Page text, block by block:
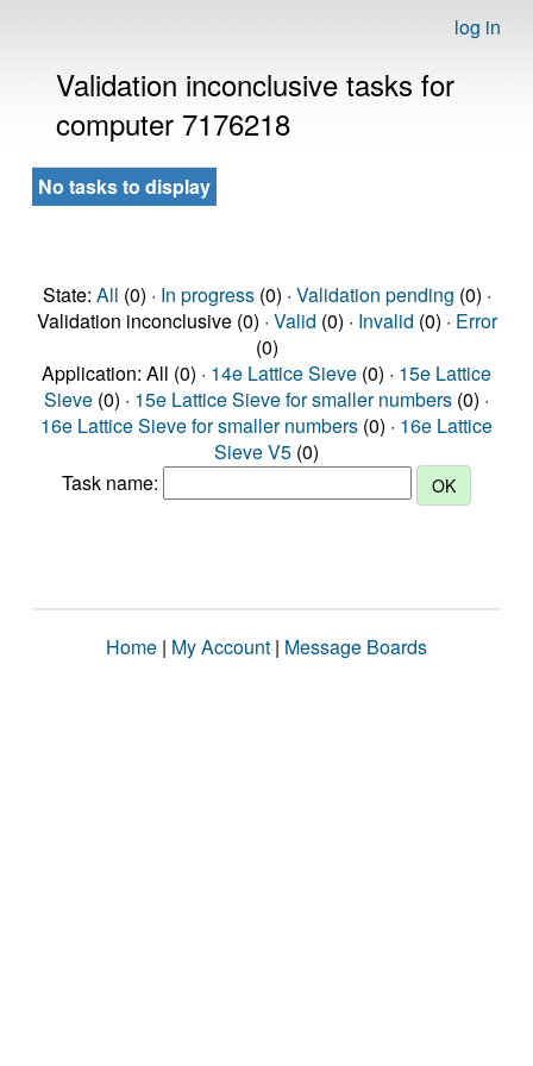
log in
Validation inconclusive tasks for
computer 7176218
No tasks to display
State: All (0) · In progress(0) · Validation pending (0) ·
Validation inconclusive (0) · Valid (0) · Invalid (0) · Error
(0)
Application: All (0) · 14e Lattice Sieve (0) · 15e Lattice
Sieve (0) · 15e Lattice Sieve for smaller numbers (0) ·
16e Lattice Sieve for smaller numbers (0) · 16e Lattice
Sieve V5 (0)
Task name:
Home | My Account | Message Boards